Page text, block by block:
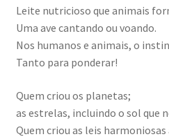
Leite nutricioso que animais
Uma ave cantando ou voando.
Nos humanos e animais, o
Tanto para ponderar!
Quem criou os planetas;
as estrelas, incluindo o sol que
Quem criou as leis harmoniosas